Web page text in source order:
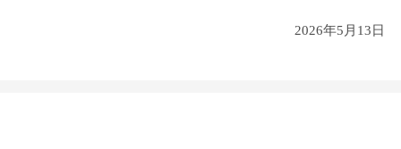
2026年5月13日